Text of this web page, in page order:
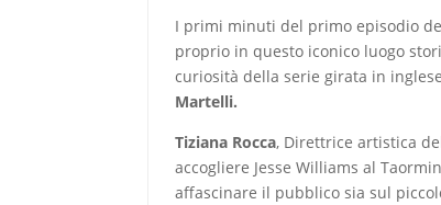
I primi minuti del primo episodio
proprio in questo iconico luogo
curiosità della serie girata in
Martelli.
Tiziana Rocca, Direttrice artistica
accogliere Jesse Williams al
affascinare il pubblico sia sul